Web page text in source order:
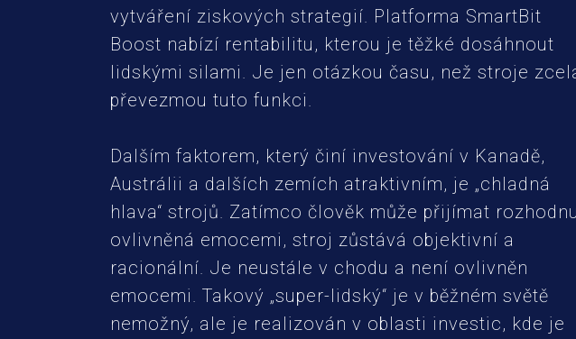
vytváření ziskových strategií. Platforma SmartBit
Boost nabízí rentabilitu, kterou je těžké dosáhnout
lidskými silami. Je jen otázkou času, než stroje
převezmou tuto funkci.
Dalším faktorem, který činí investování v Kanadě,
Austrálii a dalších zemích atraktivním, je „chladná
hlava“ strojů. Zatímco člověk může přijímat
ovlivněná emocemi, stroj zůstává objektivní a
racionální. Je neustále v chodu a není ovlivněn
emocemi. Takový „super-lidský“ je v běžném světě
nemožný, ale je realizován v oblasti investic, kde je